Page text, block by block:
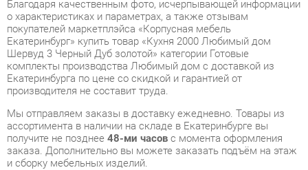
комплекты производства Любимый дом с доставкой из
Екатеринбурга по цене со скидкой и гарантией от
производителя не составит труда.
Мы отправляем заказы в доставку ежедневно. Товары из
ассортимента в наличии на складе в Екатеринбурге вы
получите не позднее48-ми часовс момента оформления
заказа. Дополнительно вы можете заказать подъём на этаж
и сборку мебельных изделий.
Срок доставки в другие регионы, и для товаров, находящихся
на складах производителей, рассчитывается индивидуально.
Уточнить наличие, срок и стоимость доставки вы можете
через формуобратной связи.